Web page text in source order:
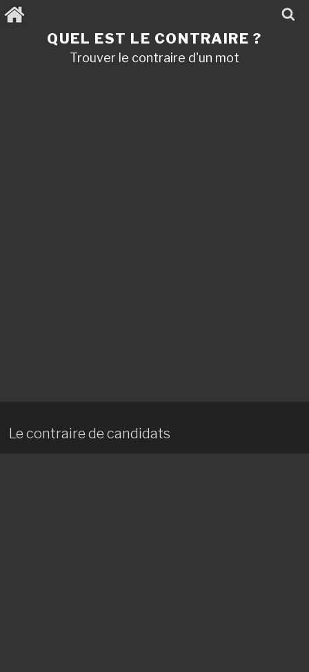
Aller
au
QUEL EST LE CONTRAIRE ?
Trouver le contraire d'un mot
Le contraire de candidats